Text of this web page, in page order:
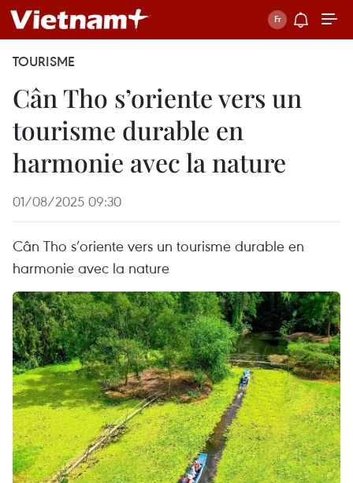
TOURISME
Cân Tho s’oriente vers un
tourisme durable en
harmonie avec la nature
01/08/2025 09:30
Cân Tho s’oriente vers un tourisme durable en
harmonie avec la nature